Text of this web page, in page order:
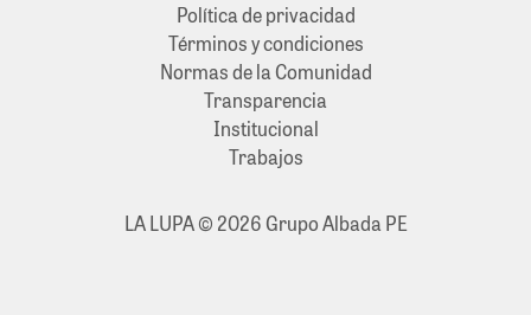
Política de privacidad
Términos y condiciones
Normas de la Comunidad
Transparencia
Institucional
Trabajos
LA LUPA © 2026 Grupo Albada PE